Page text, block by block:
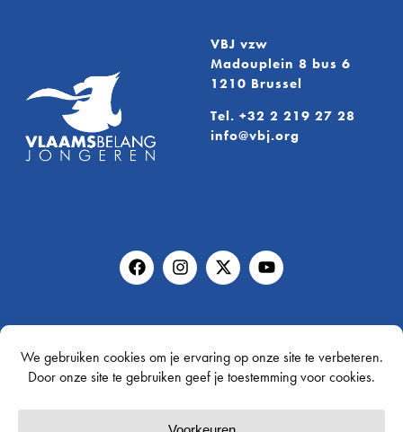
VBJ vzw
Madouplein 8 bus 6
1210 Brussel
Tel. +32 2 219 27 28
info@vbj.org
Vraag je gratis infopakket aan!
Gratis infopakket